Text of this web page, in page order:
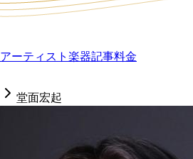
アーティスト 楽器記事料金
堂面宏起